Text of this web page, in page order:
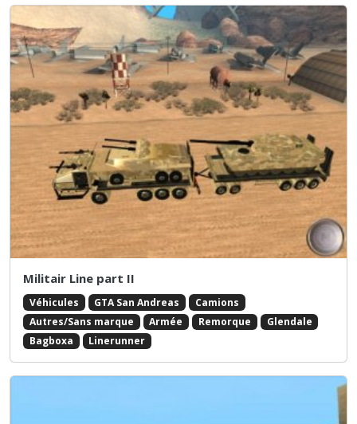
Militair Line part II
Véhicules GTA San Andreas
Camions
Autres/Sans marque
Armée Remorque
Glendale
Bagboxa
Linerunner